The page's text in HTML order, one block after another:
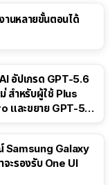
นหลายขั้นตอนได้
อัปเกรด GPT-5.6
สำหรับผู้ใช้ Plus
และขยาย GPT-5.6
Samsung Galaxy
จะรองรับ One UI